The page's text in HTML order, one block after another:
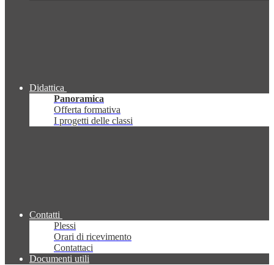
Didattica
Panoramica
Offerta formativa
I progetti delle classi
Contatti
Plessi
Orari di ricevimento
Contattaci
Documenti utili